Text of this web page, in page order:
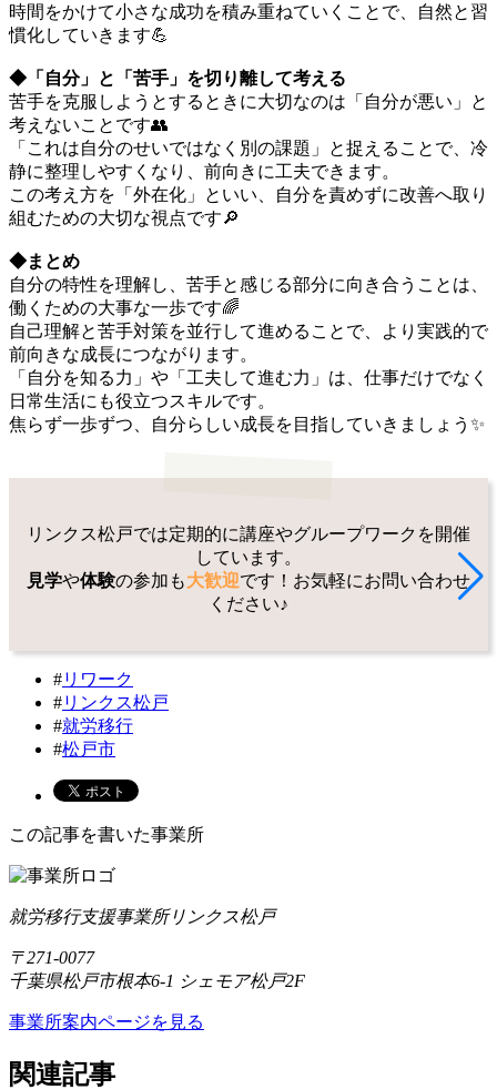
時間をかけて小さな成功を積み重ねていくことで、自然と習
慣化していきます💪
◆「自分」と「苦手」を切り離して考える
苦手を克服しようとするときに大切なのは「自分が悪い」と
考えないことです👥
「これは自分のせいではなく別の課題」と捉えることで、冷
静に整理しやすくなり、前向きに工夫できます。
この考え方を「外在化」といい、自分を責めずに改善へ取り
組むための大切な視点です🔎
◆まとめ
自分の特性を理解し、苦手と感じる部分に向き合うことは、
働くための大事な一歩です🌈
自己理解と苦手対策を並行して進めることで、より実践的で
前向きな成長につながります。
「自分を知る力」や「工夫して進む力」は、仕事だけでなく
日常生活にも役立つスキルです。
焦らず一歩ずつ、自分らしい成長を目指していきましょう✨
リンクス松戸では定期的に講座やグループワークを開催
しています。
見学や体験の参加も大歓迎です！お気軽にお問い合わせ
ください♪
#リワーク
#リンクス松戸
#就労移行
#松戸市
この記事を書いた事業所
就労移行支援事業所リンクス松戸
〒271-0077
千葉県松戸市根本6-1 シェモア松戸2F
事業所案内ページを見る
関連記事